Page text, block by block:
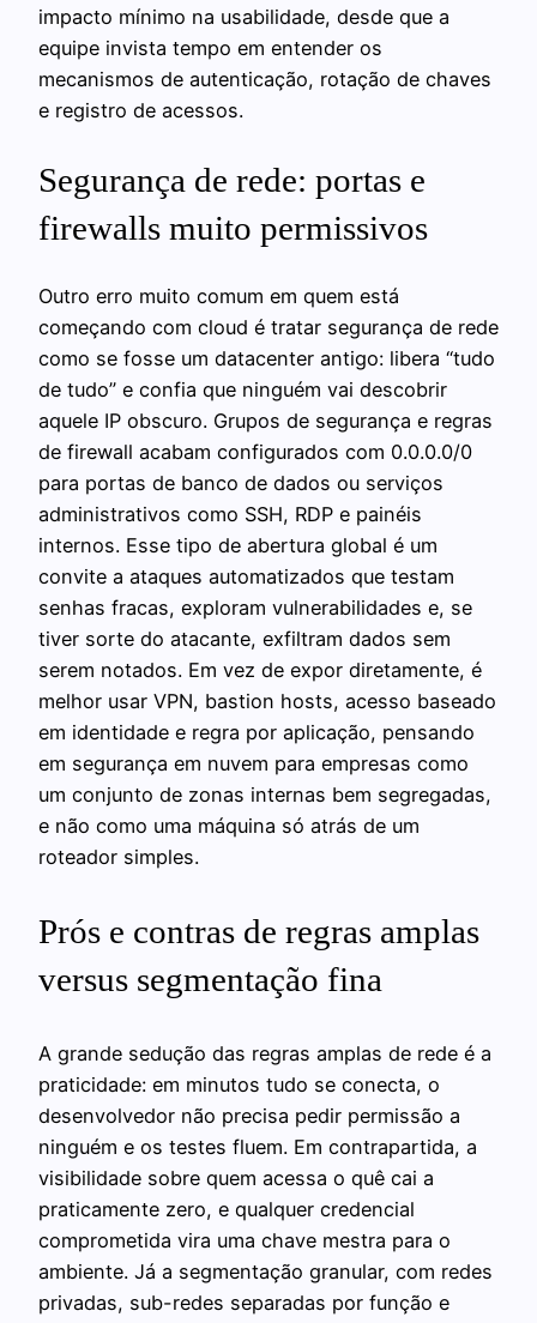
impacto mínimo na usabilidade, desde que a
equipe invista tempo em entender os
mecanismos de autenticação, rotação de chaves
e registro de acessos.
Segurança de rede: portas e
firewalls muito permissivos
Outro erro muito comum em quem está
começando com cloud é tratar segurança de rede
como se fosse um datacenter antigo: libera “tudo
de tudo” e confia que ninguém vai descobrir
aquele IP obscuro. Grupos de segurança e regras
de firewall acabam configurados com 0.0.0.0/0
para portas de banco de dados ou serviços
administrativos como SSH, RDP e painéis
internos. Esse tipo de abertura global é um
convite a ataques automatizados que testam
senhas fracas, exploram vulnerabilidades e, se
tiver sorte do atacante, exfiltram dados sem
serem notados. Em vez de expor diretamente, é
melhor usar VPN, bastion hosts, acesso baseado
em identidade e regra por aplicação, pensando
em segurança em nuvem para empresas como
um conjunto de zonas internas bem segregadas,
e não como uma máquina só atrás de um
roteador simples.
Prós e contras de regras amplas
versus segmentação fina
A grande sedução das regras amplas de rede é a
praticidade: em minutos tudo se conecta, o
desenvolvedor não precisa pedir permissão a
ninguém e os testes fluem. Em contrapartida, a
visibilidade sobre quem acessa o quê cai a
praticamente zero, e qualquer credencial
comprometida vira uma chave mestra para o
ambiente. Já a segmentação granular, com redes
privadas, sub-redes separadas por função e